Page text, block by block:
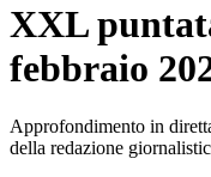
XXL
febbraio
Approfondimento in
della redazione